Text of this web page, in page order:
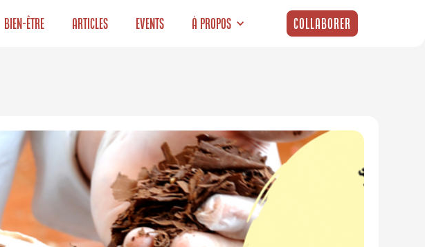
Bien-être Articles Events À propos Collaborer